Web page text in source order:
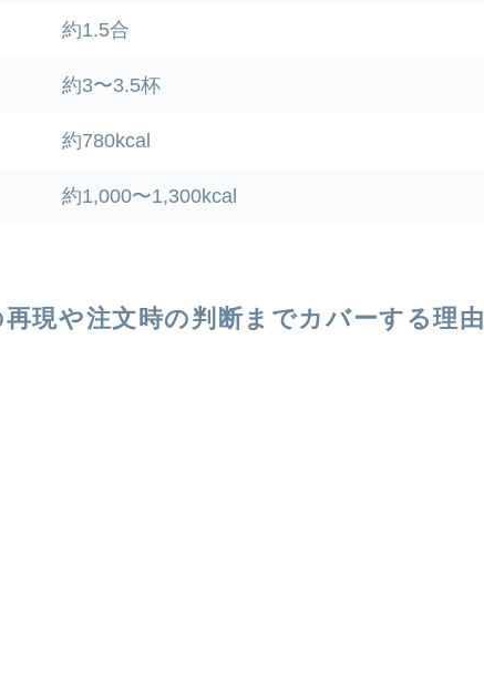
約1.5合
約3〜3.5杯
約780kcal
約1,000〜1,300kcal
現や注文時の判断までカバーする理由